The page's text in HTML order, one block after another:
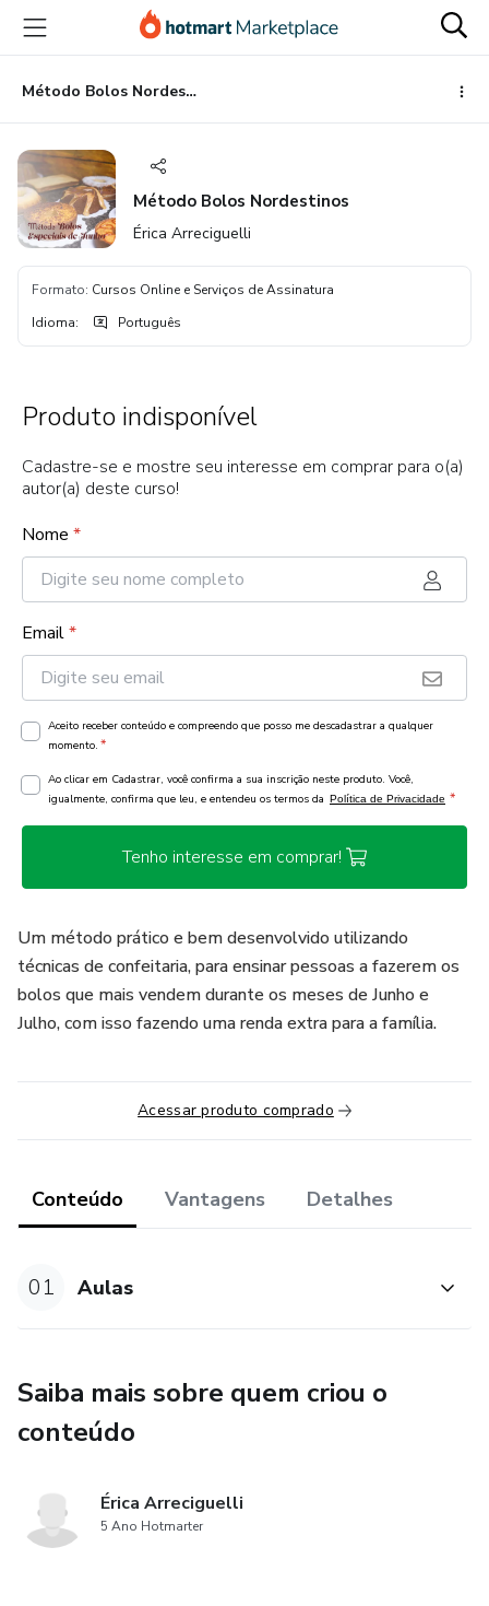
para
conteúdo
principal
para
pagamento
para
rodapé
Método Bolos Nordestinos
Método Bolos Nordestinos
Érica Arreciguelli
Formato: Cursos Online e Serviços de Assinatura
Idioma: Português
Produto indisponível
Cadastre-se e mostre seu interesse em comprar para o(a)
autor(a) deste curso!
Nome *
Email*
Aceito receber conteúdo e compreendo que posso me descadastrar a qualquer
momento. *
Ao clicar em Cadastrar, você confirma a sua inscrição neste produto. Você,
igualmente, confirma que leu, e entendeu os termos da Política de Privacidade *
Tenho interesse em comprar!
Um método prático e bem desenvolvido utilizando
técnicas de confeitaria, para ensinar pessoas a fazerem os
bolos que mais vendem durante os meses de Junho e
Julho, com isso fazendo uma renda extra para a família.
Acessar produto comprado
Conteúdo Vantagens Detalhes
01 Aulas
Saiba mais sobre quem criou o
conteúdo
Érica Arreciguelli
5 Ano Hotmarter